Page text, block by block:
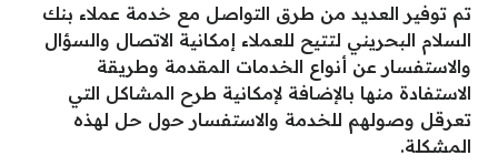
تم توفير العديد من طرق التواصل مع خدمة عملاء بنك
السلام البحريني لتتيح للعملاء إمكانية الاتصال والسؤال
والاستفسار عن أنواع الخدمات المقدمة وطريقة
الاستفادة منها بالإضافة لإمكانية طرح المشاكل التي
تعرقل وصولهم للخدمة والاستفسار حول حل لهذه
المشكلة.